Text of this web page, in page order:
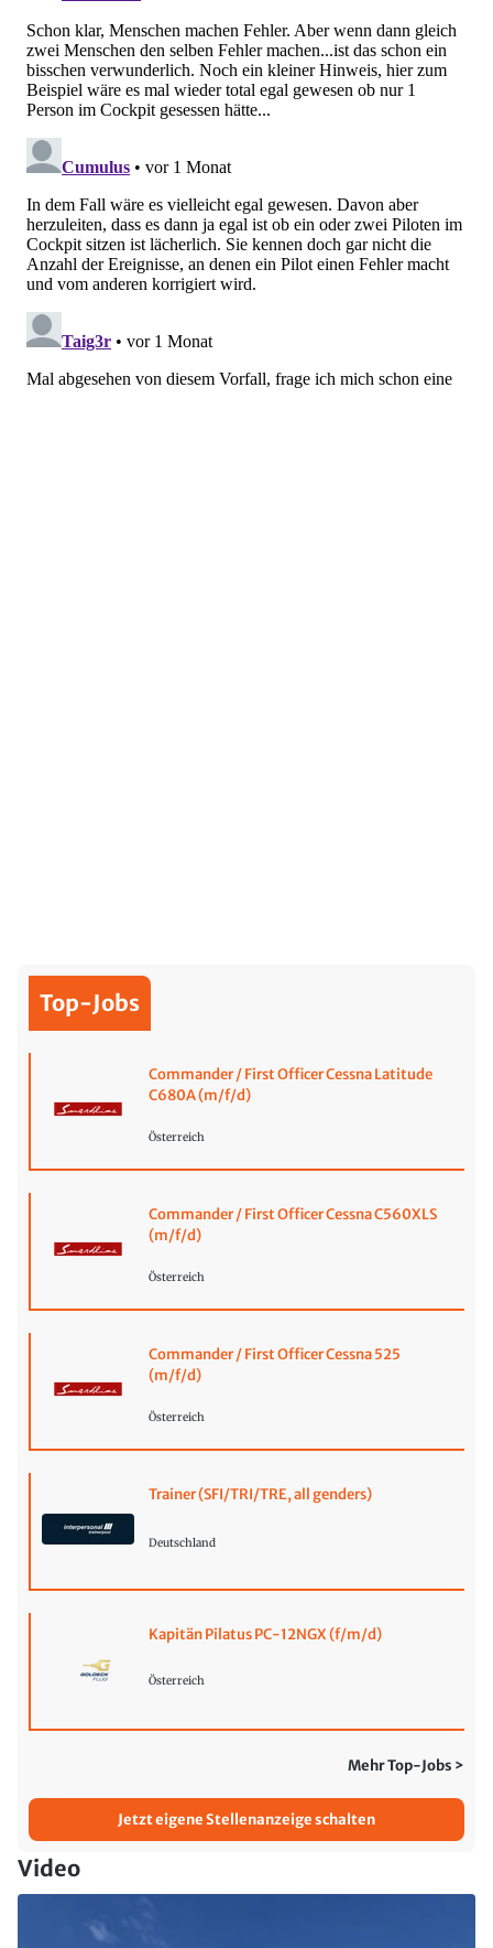
Top-Jobs
Commander / First Officer Cessna Latitude
C680A (m/f/d)
Österreich
Commander / First Officer Cessna C560XLS
(m/f/d)
Österreich
Commander / First Officer Cessna 525
(m/f/d)
Österreich
Trainer (SFI/TRI/TRE, all genders)
Deutschland
Kapitän Pilatus PC-12NGX (f/m/d)
Österreich
Mehr Top-Jobs >
Jetzt eigene Stellenanzeige schalten
Video